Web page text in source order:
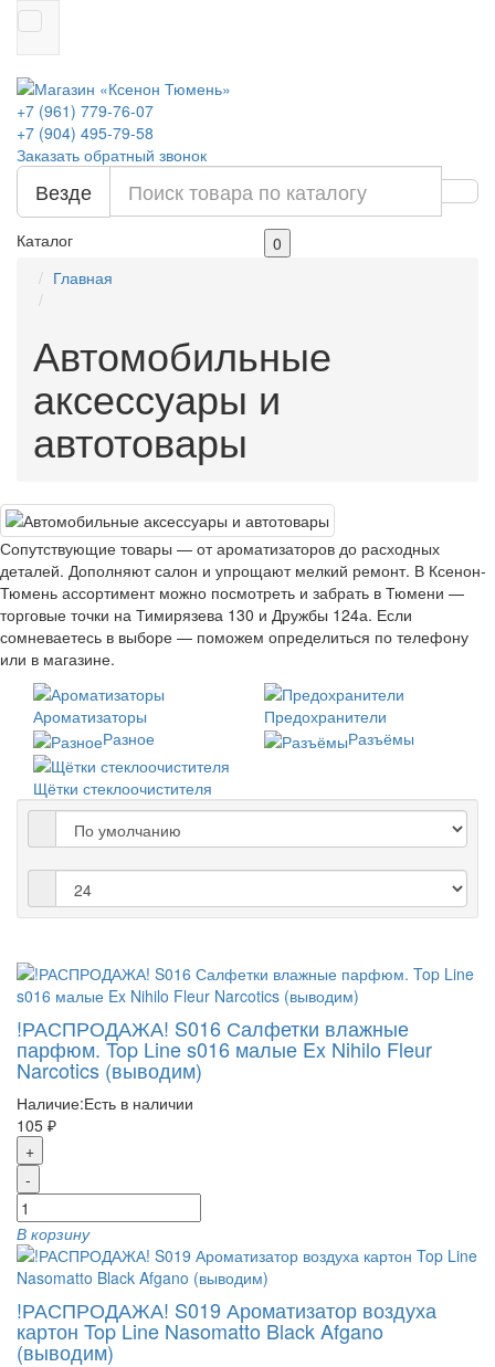
+7 (961) 779-76-07
+7 (904) 495-79-58
Заказать обратный звонок
Везде
Каталог
0
Главная
Автомобильные
аксессуары и
автотовары
Сопутствующие товары — от ароматизаторов до расходных
деталей. Дополняют салон и упрощают мелкий ремонт. В Ксенон-
Тюмень ассортимент можно посмотреть и забрать в Тюмени —
торговые точки на Тимирязева 130 и Дружбы 124а. Если
сомневаетесь в выборе — поможем определиться по телефону
или в магазине.
Ароматизаторы
Предохранители
Разное
Разъёмы
Щётки стеклоочистителя
!РАСПРОДАЖА! S016 Салфетки влажные
парфюм. Top Line s016 малые Ex Nihilo Fleur
Narcotics (выводим)
Наличие:Есть в наличии
105 ₽
+
-
В корзину
!РАСПРОДАЖА! S019 Ароматизатор воздуха
картон Top Line Nasomatto Black Afgano
(выводим)